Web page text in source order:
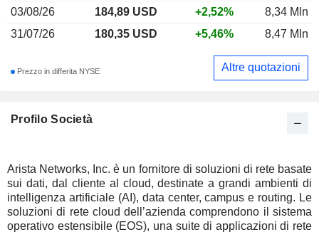
Profilo Società
Arista Networks, Inc. è un fornitore di soluzioni di rete basate
sui dati, dal cliente al cloud, destinate a grandi ambienti di
intelligenza artificiale (AI), data center, campus e routing. Le
soluzioni di rete cloud dell’azienda comprendono il sistema
operativo estensibile (EOS), una suite di applicazioni di rete
03/08/26
184,89 USD +2,52%
8,34 Mln
31/07/26
180,35 USD +5,46% 8,47 Mln
Prezzo in differita NYSE Altre quotazioni